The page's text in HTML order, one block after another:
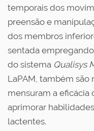
temporais dos
preensão e
dos membros
sentada
do sistema Qualisys
LaPAM, também são
mensuram a eficácia
aprimorar
lactentes.